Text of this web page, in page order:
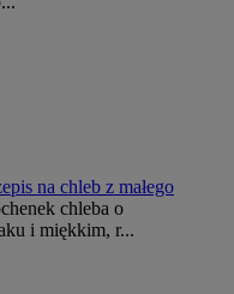
na chleb z małego
chleba o
i miękkim, r...